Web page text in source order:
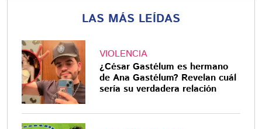
LAS MÁS LEÍDAS
VIOLENCIA
¿César Gastélum es hermano
de Ana Gastélum? Revelan cuál
sería su verdadera relación